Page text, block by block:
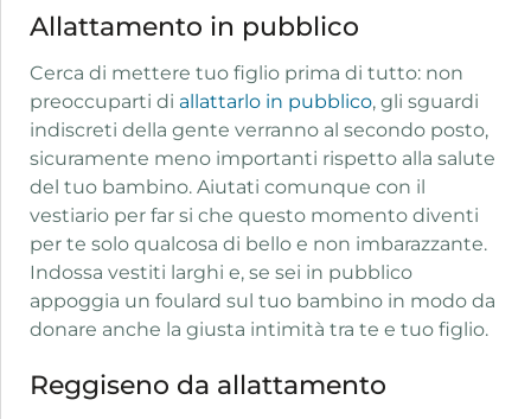
Allattamento in pubblico
Cerca di mettere tuo figlio prima di tutto: non
preoccuparti di allattarlo in pubblico, gli sguardi
indiscreti della gente verranno al secondo posto,
sicuramente meno importanti rispetto alla salute
del tuo bambino. Aiutati comunque con il
vestiario per far si che questo momento diventi
per te solo qualcosa di bello e non imbarazzante.
Indossa vestiti larghi e, se sei in pubblico
appoggia un foulard sul tuo bambino in modo da
donare anche la giusta intimità tra te e tuo figlio.
Reggiseno da allattamento